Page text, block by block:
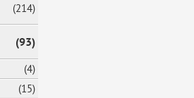
(214)
(93)
(4)
(15)